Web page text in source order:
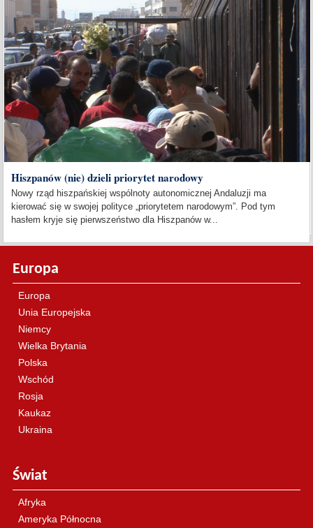
Hiszpanów (nie) dzieli priorytet narodowy
Nowy rząd hiszpańskiej wspólnoty autonomicznej Andaluzji ma
kierować się w swojej polityce „priorytetem narodowym”. Pod tym
hasłem kryje się pierwszeństwo dla Hiszpanów w...
Europa
Europa
Unia Europejska
Niemcy
Wielka Brytania
Polska
Wschód
Rosja
Kaukaz
Ukraina
Świat
Afryka
Ameryka Północna